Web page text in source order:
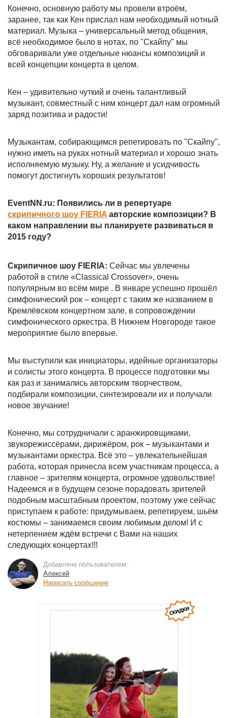
Конечно, основную работу мы провели втроём,
заранее, так как Кен прислал нам необходимый нотный
материал. Музыка – универсальный метод общения,
всё необходимое было в нотах, по "Скайпу" мы
обговаривали уже отдельные нюансы композиций и
всей концепции концерта в целом.
Кен – удивительно чуткий и очень талантливый
музыкант, совместный с ним концерт дал нам огромный
заряд позитива и радости!
Музыкантам, собирающимся репетировать по "Скайпу",
нужно иметь на руках нотный материал и хорошо знать
исполняемую музыку. Ну, а желание и усидчивость
помогут достигнуть хороших результатов!
EventNN.ru: Появились ли в репертуаре
скрипичного шоу FIERIA авторские композиции? В
каком направлении вы планируете развиваться в
2015 году?
Скрипичное шоу FIERIA: Сейчас мы увлечены
работой в стиле «Classical Crossover», очень
популярным во всём мире . В январе успешно прошёл
симфонический рок – концерт с таким же названием в
Кремлёвском концертном зале, в сопровождении
симфонического оркестра. В Нижнем Новгороде такое
мероприятие было впервые.
Мы выступили как инициаторы, идейные организаторы
и солисты этого концерта. В процессе подготовки мы
как раз и занимались авторским творчеством,
подбирали композиции, синтезировали их и получали
новое звучание!
Конечно, мы сотрудничали с аранжировщиками,
звукорежиссёрами, дирижёром, рок – музыкантами и
музыкантами оркестра. Всё это – увлекательнейшая
работа, которая принесла всем участникам процесса, а
главное – зрителям концерта, огромное удовольствие!
Надеемся и в будущем сезоне порадовать зрителей
подобным масштабным проектом, поэтому уже сейчас
приступаем к работе: придумываем, репетируем, шьём
костюмы – занимаемся своим любимым делом! И с
нетерпением ждём встречи с Вами на наших
следующих концертах!!!
Добавлено пользователем:
Алексей
Написать сообщение